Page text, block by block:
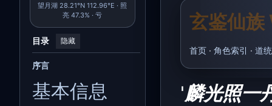
望月湖 28.21°N 112.96°E · 照
亮 47.3% · 亏
目录 隐藏
序言
基本信息
玄鉴仙
首页 · 角色索引 · 道
'麟光照一